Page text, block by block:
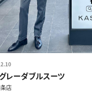
レーダブルスーツ
店